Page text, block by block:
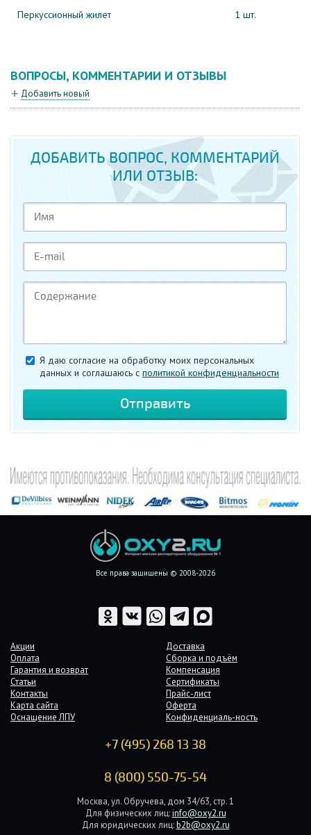
Перкуссионный жилет 1 шт.
ВОПРОСЫ, КОММЕНТАРИИ И ОТЗЫВЫ
Добавить новый
ДОБАВИТЬ ВОПРОС, КОММЕНТАРИЙ
ИЛИ ОТЗЫВ:
Я даю согласие на обработку моих персональных
данных и соглашаюсь c политикой конфиденциальности
Все права защищены © 2008-2026
Акции
Доставка
Оплата
Сборка и подъём
Гарантия и возврат
Компенсация
Статьи
Сертификаты
Контакты
Прайс-лист
Карта сайта
Оферта
Оснащение ЛПУ
Конфиденциаль-ность
+7 (495) 268 13 38
8 (800) 550-75-54
Москва, ул. Обручева, дом 34/63, стр. 1
Для физических лиц: info@oxy2.ru
Для юридических лиц: b2b@oxy2.ru